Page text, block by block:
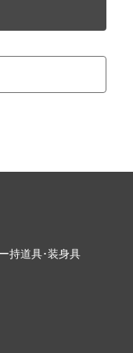
持道具･装身具